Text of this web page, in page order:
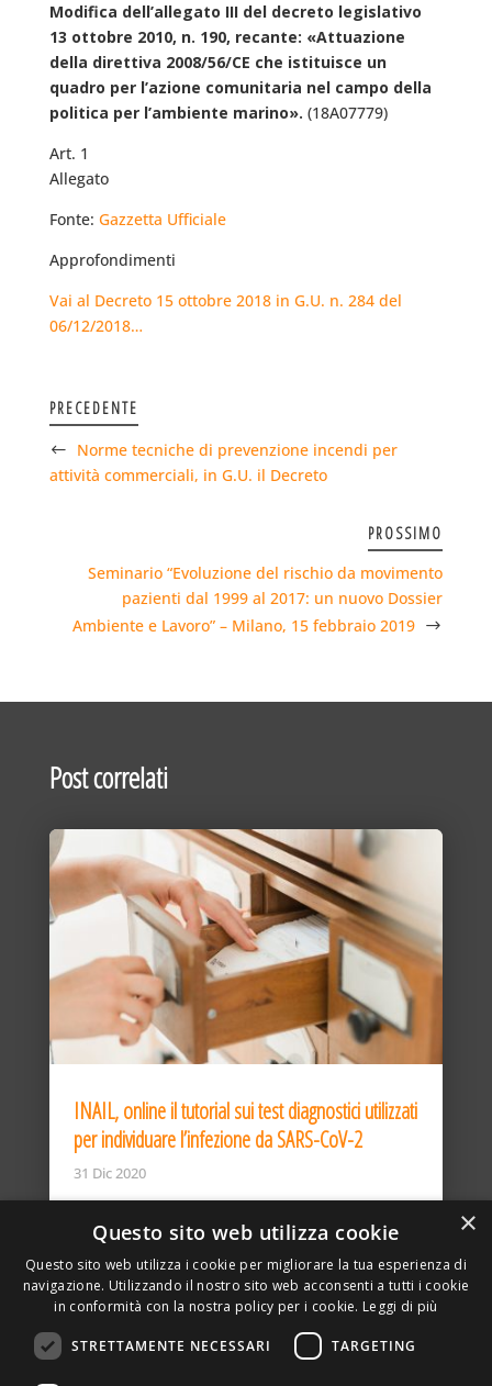
Modifica dell’allegato III del decreto legislativo
13 ottobre 2010, n. 190, recante: «Attuazione
della direttiva 2008/56/CE che istituisce un
quadro per l’azione comunitaria nel campo della
politica per l’ambiente marino». (18A07779)
Art. 1
Allegato
Fonte: Gazzetta Ufficiale
Approfondimenti
Vai al Decreto 15 ottobre 2018 in G.U. n. 284 del
06/12/2018…
PRECEDENTE
Norme tecniche di prevenzione incendi per
attività commerciali, in G.U. il Decreto
PROSSIMO
Seminario “Evoluzione del rischio da movimento
pazienti dal 1999 al 2017: un nuovo Dossier
Ambiente e Lavoro” – Milano, 15 febbraio 2019
Post correlati
INAIL, online il tutorial sui test diagnostici utilizzati
per individuare l’infezione da SARS-CoV-2
31 Dic 2020
×
Questo sito web utilizza cookie
Questo sito web utilizza i cookie per migliorare la tua esperienza di
navigazione. Utilizzando il nostro sito web acconsenti a tutti i cookie
in conformità con la nostra policy per i cookie. Leggi di più
STRETTAMENTE NECESSARI TARGETING